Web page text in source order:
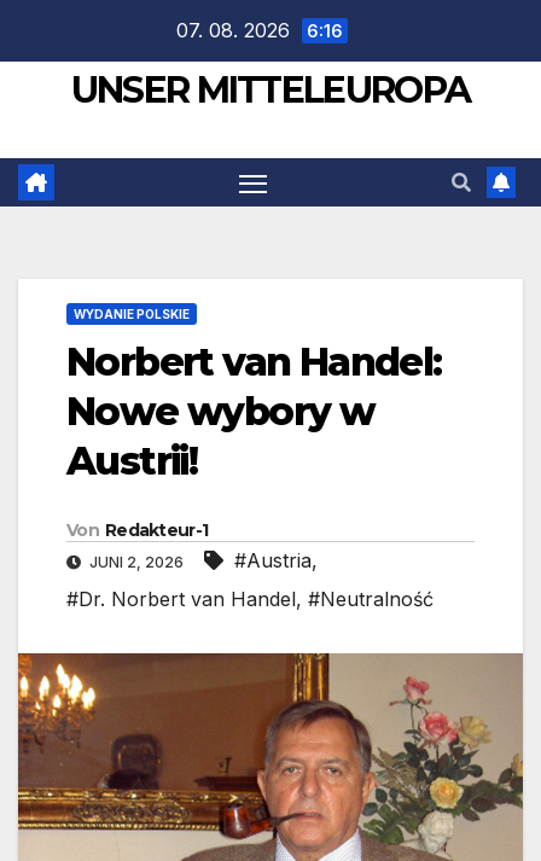
springen
07. 08. 2026 6:16
UNSER MITTELEUROPA
WYDANIE POLSKIE
Norbert van Handel:
Nowe wybory w
Austrii!
Von Redakteur-1
JUNI 2, 2026 #Austria,
#Dr. Norbert van Handel, #Neutralność